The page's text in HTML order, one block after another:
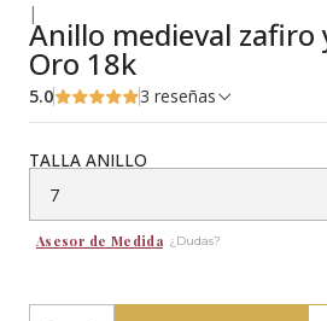
|
Anillo medieval zafiro
Oro 18k
5.0 3 reseñas
TALLA ANILLO
Asesor de Medida ¿Dudas?